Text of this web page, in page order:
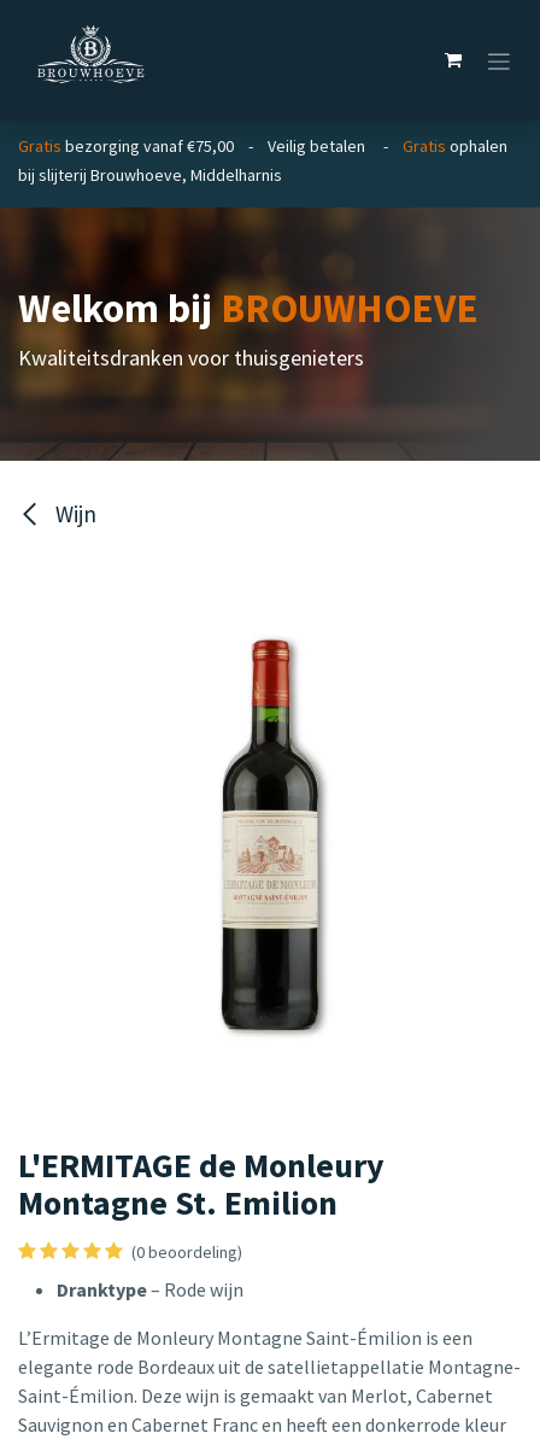
Gratis bezorging vanaf €75,00 - Veilig betalen - Gratis ophalen
bij slijterij Brouwhoeve, Middelharnis
Welkom bijBROUWHOEVE
Kwaliteitsdranken voor thuisgenieters
Wijn
L'ERMITAGE de Monleury
Montagne St. Emilion
(0 beoordeling)
Dranktype– Rode wijn
L’Ermitage de Monleury Montagne Saint-Émilion is een
elegante rode Bordeaux uit de satellietappellatie Montagne-
Saint-Émilion. Deze wijn is gemaakt van Merlot, Cabernet
Sauvignon en Cabernet Franc en heeft een donkerrode kleur